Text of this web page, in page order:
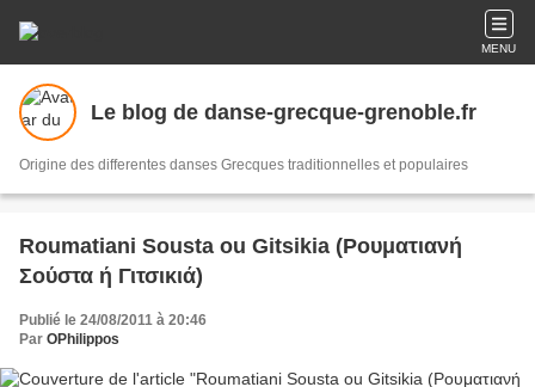
MENU
Le blog de danse-grecque-grenoble.fr
Origine des differentes danses Grecques traditionnelles et populaires
Roumatiani Sousta ou Gitsikia (Ρουματιανή
Σούστα ή Γιτσικιά)
Publié le 24/08/2011 à 20:46
Par OPhilippos